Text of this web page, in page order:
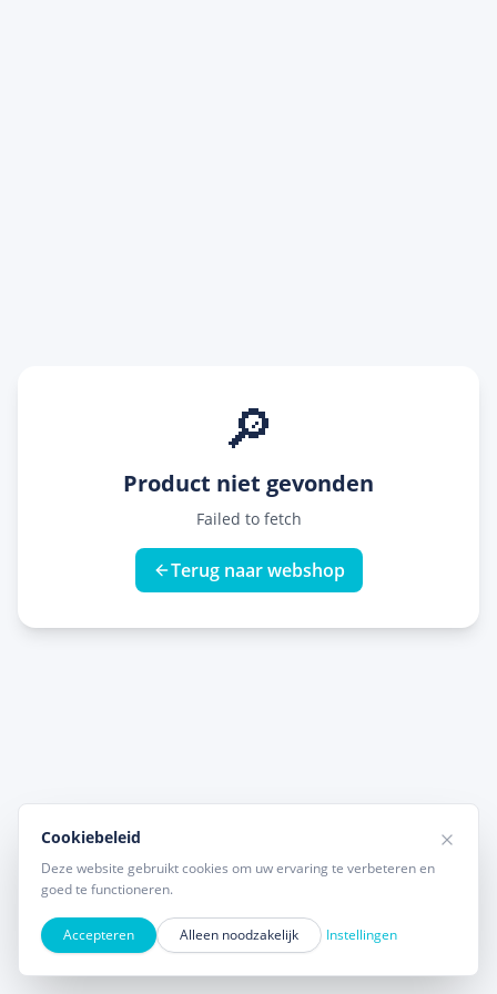
🔎
Product niet gevonden
Failed to fetch
Terug naar webshop
Cookiebeleid
Deze website gebruikt cookies om uw ervaring te verbeteren en
goed te functioneren.
Accepteren Alleen noodzakelijk Instellingen